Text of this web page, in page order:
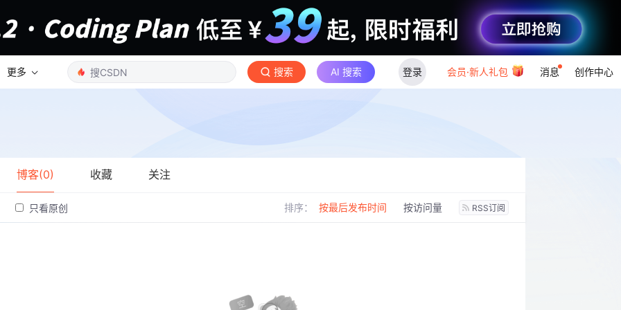
更多 搜索 AI 搜索 登录 会员·新人礼包 消息 创作中心
博客(0) 收藏 关注
只看原创 排序： 按最后发布时间 按访问量 RSS订阅